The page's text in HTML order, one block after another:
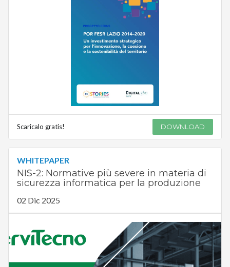
Scaricalo gratis! DOWNLOAD
WHITEPAPER
NIS-2: Normative più severe in materia di
sicurezza informatica per la produzione
02 Dic 2025